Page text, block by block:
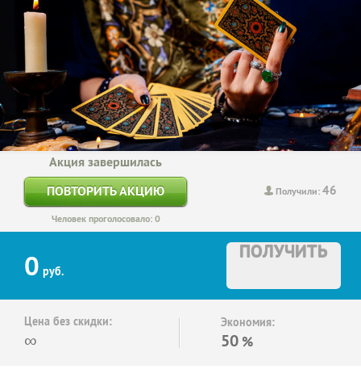
Получили:46
Акция завершилась
ПОВТОРИТЬ АКЦИЮ
Человек проголосовало: 0
0 руб.
ПОЛУЧИТЬ
Цена без скидки:
∞
Экономия:
50 %